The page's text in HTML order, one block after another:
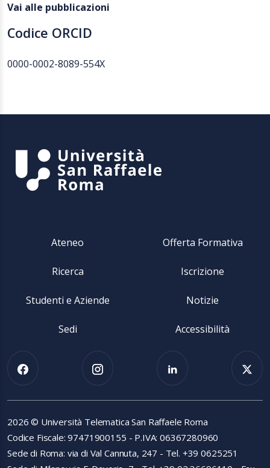
Vai alle pubblicazioni
Codice ORCID
0000-0002-8089-554X
Ateneo Offerta Formativa
Ricerca Iscrizione
Studenti e Aziende Notizie
Sedi Accessibilità
2026 © Università Telematica San Raffaele Roma
Codice Fiscale: 97471900155 - P.IVA: 06367280960
Sede di Roma: via di Val Cannuta, 247 - Tel. +39 0625251